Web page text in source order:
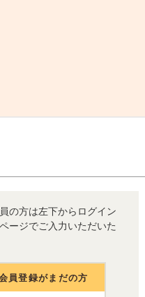
の方は左下からログイン
ージでご入力いただいた
員登録がまだの方